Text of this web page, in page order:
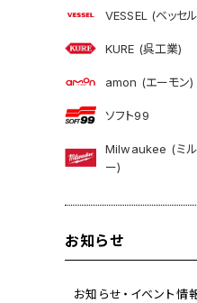
VESSEL (ベッセ
KURE (呉工業)
amon (エーモン)
ソフト99
Milwaukee (ミ
ー)
お知らせ
お知らせ・イベント情